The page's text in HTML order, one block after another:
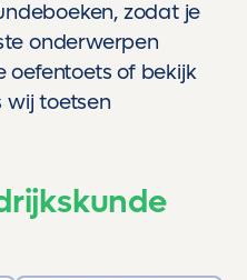
zodat je
onderwerpen
oefentoets of bekijk
wij toetsen